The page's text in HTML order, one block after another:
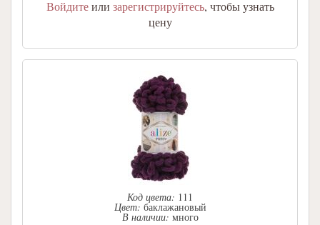
Войдитеили зарегистрируйтесь, чтобы узнать
цену
Код цвета: 111
Цвет: баклажановый
В наличии: много